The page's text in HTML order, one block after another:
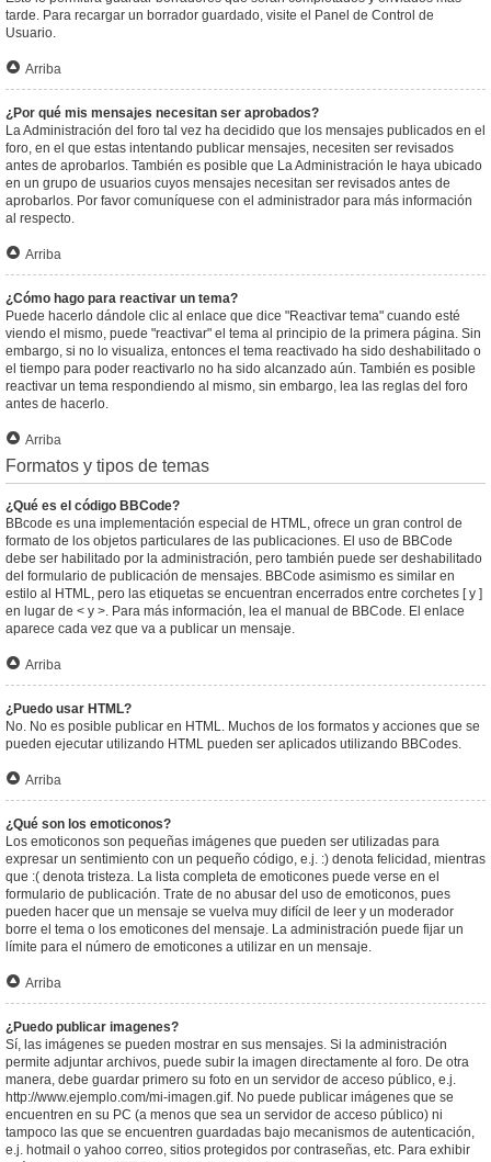
tarde. Para recargar un borrador guardado, visite el Panel de Control de
Usuario.
Arriba
¿Por qué mis mensajes necesitan ser aprobados?
La Administración del foro tal vez ha decidido que los mensajes publicados en el
foro, en el que estas intentando publicar mensajes, necesiten ser revisados
antes de aprobarlos. También es posible que La Administración le haya ubicado
en un grupo de usuarios cuyos mensajes necesitan ser revisados antes de
aprobarlos. Por favor comuníquese con el administrador para más información
al respecto.
Arriba
¿Cómo hago para reactivar un tema?
Puede hacerlo dándole clic al enlace que dice "Reactivar tema" cuando esté
viendo el mismo, puede "reactivar" el tema al principio de la primera página. Sin
embargo, si no lo visualiza, entonces el tema reactivado ha sido deshabilitado o
el tiempo para poder reactivarlo no ha sido alcanzado aún. También es posible
reactivar un tema respondiendo al mismo, sin embargo, lea las reglas del foro
antes de hacerlo.
Arriba
Formatos y tipos de temas
¿Qué es el código BBCode?
BBcode es una implementación especial de HTML, ofrece un gran control de
formato de los objetos particulares de las publicaciones. El uso de BBCode
debe ser habilitado por la administración, pero también puede ser deshabilitado
del formulario de publicación de mensajes. BBCode asimismo es similar en
estilo al HTML, pero las etiquetas se encuentran encerrados entre corchetes [ y ]
en lugar de < y >. Para más información, lea el manual de BBCode. El enlace
aparece cada vez que va a publicar un mensaje.
Arriba
¿Puedo usar HTML?
No. No es posible publicar en HTML. Muchos de los formatos y acciones que se
pueden ejecutar utilizando HTML pueden ser aplicados utilizando BBCodes.
Arriba
¿Qué son los emoticonos?
Los emoticonos son pequeñas imágenes que pueden ser utilizadas para
expresar un sentimiento con un pequeño código, e.j. :) denota felicidad, mientras
que :( denota tristeza. La lista completa de emoticones puede verse en el
formulario de publicación. Trate de no abusar del uso de emoticonos, pues
pueden hacer que un mensaje se vuelva muy difícil de leer y un moderador
borre el tema o los emoticones del mensaje. La administración puede fijar un
límite para el número de emoticones a utilizar en un mensaje.
Arriba
¿Puedo publicar imagenes?
Sí, las imágenes se pueden mostrar en sus mensajes. Si la administración
permite adjuntar archivos, puede subir la imagen directamente al foro. De otra
manera, debe guardar primero su foto en un servidor de acceso público, e.j.
http://www.ejemplo.com/mi-imagen.gif. No puede publicar imágenes que se
encuentren en su PC (a menos que sea un servidor de acceso público) ni
tampoco las que se encuentren guardadas bajo mecanismos de autenticación,
e.j. hotmail o yahoo correo, sitios protegidos por contraseñas, etc. Para exhibir